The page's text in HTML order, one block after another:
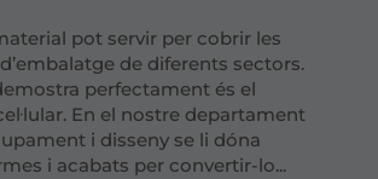
pot servir per cobrir les
de diferents sectors.
perfectament és el
En el nostre departament
i disseny se li dóna
i acabats per convertir-lo...